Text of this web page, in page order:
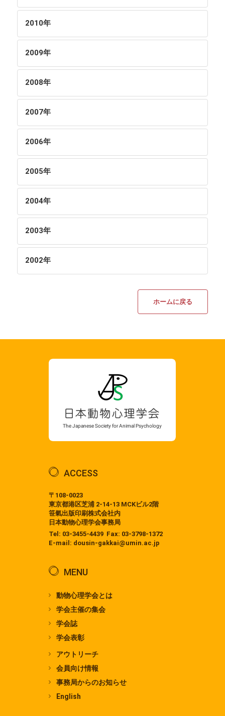
2010年
2009年
2008年
2007年
2006年
2005年
2004年
2003年
2002年
ホームに戻る
ACCESS
〒108-0023
東京都港区芝浦 2-14-13 MCKビル2階
笹氣出版印刷株式会社内
日本動物心理学会事務局
Tel: 03-3455-4439 Fax: 03-3798-1372
E-mail: dousin-gakkai@umin.ac.jp
MENU
動物心理学会とは
学会主催の集会
学会誌
学会表彰
アウトリーチ
会員向け情報
事務局からのお知らせ
English